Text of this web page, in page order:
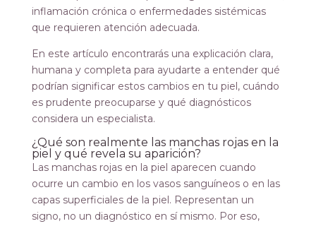
inflamación crónica o enfermedades sistémicas
que requieren atención adecuada.
En este artículo encontrarás una explicación clara,
humana y completa para ayudarte a entender qué
podrían significar estos cambios en tu piel, cuándo
es prudente preocuparse y qué diagnósticos
considera un especialista.
¿Qué son realmente las manchas rojas en la
piel y qué revela su aparición?
Las manchas rojas en la piel aparecen cuando
ocurre un cambio en los vasos sanguíneos o en las
capas superficiales de la piel. Representan un
signo, no un diagnóstico en sí mismo. Por eso,